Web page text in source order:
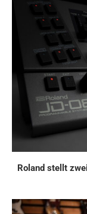
Roland stellt